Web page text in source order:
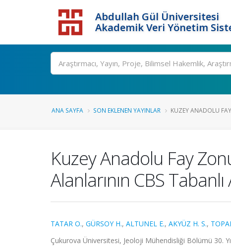
Abdullah Gül Üniversitesi
Akademik Veri Yönetim
ANA SAYFA SON EKLENEN YAYINLAR KUZEY ANADOLU
Kuzey Anadolu Fay
Alanlarının CBS
TATAR O., GÜRSOY H., ALTUNEL E., AKYÜZ H. S.,
Çukurova Üniversitesi, Jeoloji Mühendisliği Bölümü 30.